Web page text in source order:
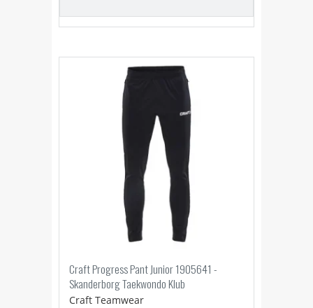
Craft Progress Pant Junior 1905641 -
Skanderborg Taekwondo Klub
Craft Teamwear